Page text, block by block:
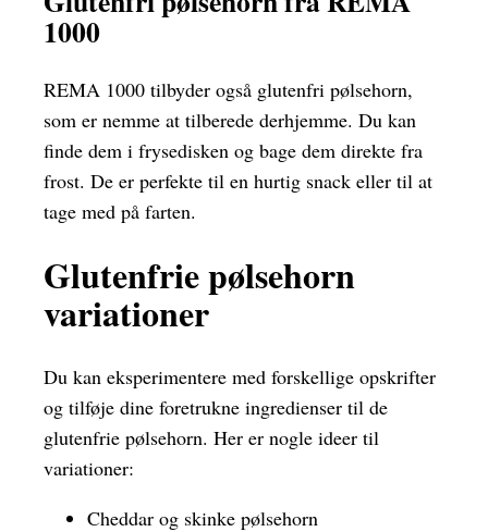
1000
REMA 1000 tilbyder også glutenfri pølsehorn,
som er nemme at tilberede derhjemme. Du kan
finde dem i frysedisken og bage dem direkte fra
frost. De er perfekte til en hurtig snack eller til at
tage med på farten.
Glutenfrie pølsehorn
variationer
Du kan eksperimentere med forskellige opskrifter
og tilføje dine foretrukne ingredienser til de
glutenfrie pølsehorn. Her er nogle ideer til
variationer:
Cheddar og skinke pølsehorn